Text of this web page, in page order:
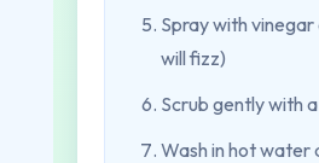
Spray with vinegar
will fizz)
Scrub gently with
Wash in hot water